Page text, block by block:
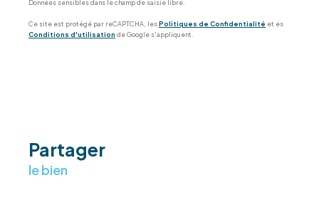
Données sensibles dans le champ de saisie libre.
Ce site est protégé par reCAPTCHA, lesPolitiques de Confidentialité et es
Conditions d'utilisation de Google s'appliquent.
partager
le bien